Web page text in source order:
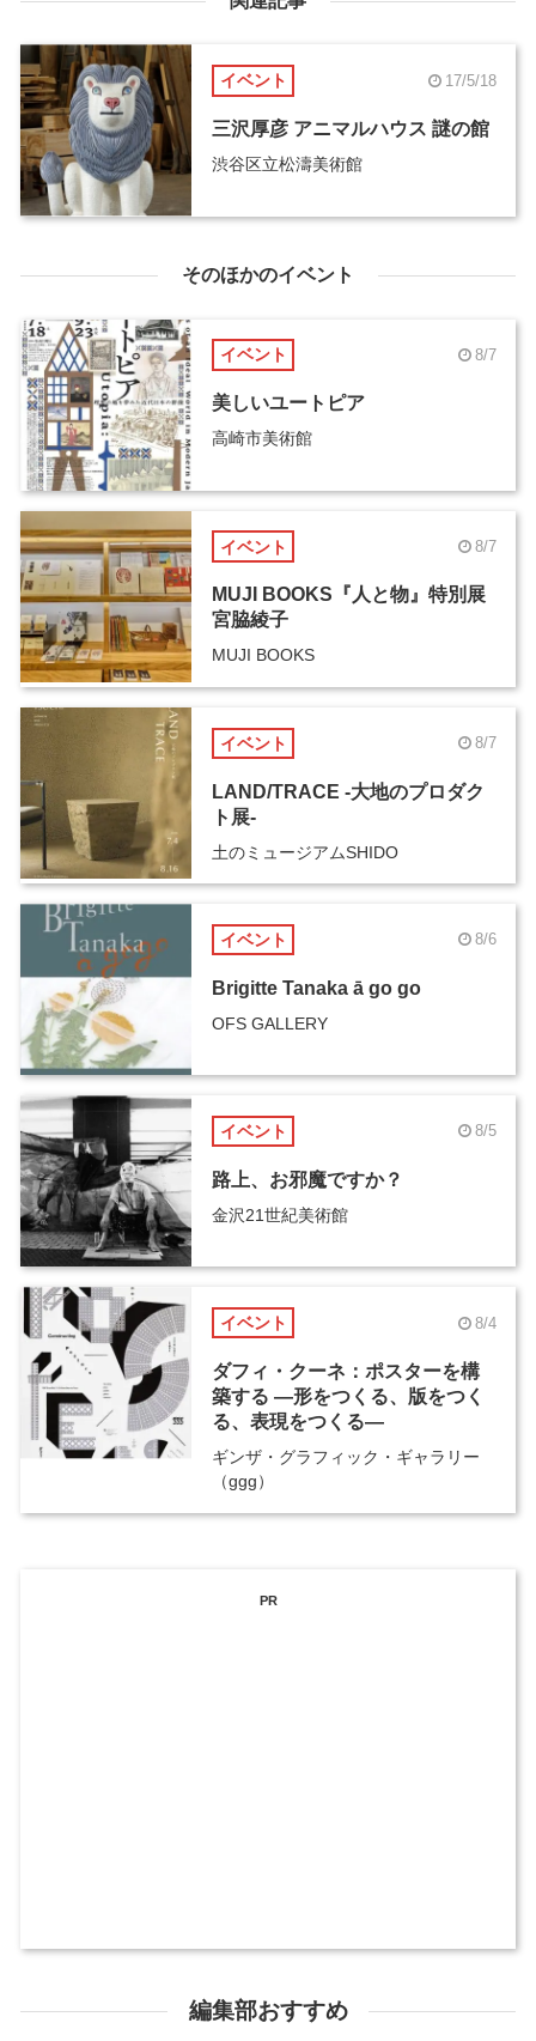
イベント 17/5/18
三沢厚彦 アニマルハウス 謎の館
渋谷区立松濤美術館
そのほかのイベント
イベント 8/7
美しいユートピア
高崎市美術館
イベント 8/7
MUJI BOOKS『人と物』特別展
宮脇綾子
MUJI BOOKS
イベント 8/7
LAND/TRACE -大地のプロダク
ト展-
土のミュージアムSHIDO
イベント 8/6
Brigitte Tanaka ā go go
OFS GALLERY
イベント 8/5
路上、お邪魔ですか？
金沢21世紀美術館
イベント 8/4
ダフィ・クーネ：ポスターを構
築する ―形をつくる、版をつく
る、表現をつくる―
ギンザ・グラフィック・ギャラリー
（ggg）
PR
編集部おすすめ